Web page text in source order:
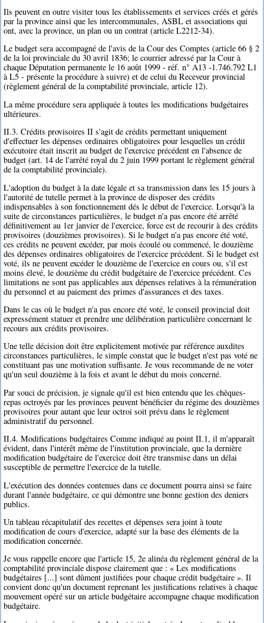
Ils peuvent en outre visiter tous les établissements et services créés et gérés
par la province ainsi que les intercommunales, ASBL et associations qui
ont, avec la province, un plan ou un contrat (article L2212-34).
Le budget sera accompagné de l'avis de la Cour des Comptes (article 66 § 2
de la loi provinciale du 30 avril 1836; le courrier adressé par la Cour à
chaque Députation permanente le 16 août 1999 - réf. n° A13 -1.746.792 L1
à L5 - présente la procédure à suivre) et de celui du Receveur provincial
(règlement général de la comptabilité provinciale, article 12).
La même procédure sera appliquée à toutes les modifications budgétaires
ultérieures.
II.3. Crédits provisoires II s'agit de crédits permettant uniquement
d'effectuer les dépenses ordinaires obligatoires pour lesquelles un crédit
exécutoire était inscrit au budget de l'exercice précédent en l'absence de
budget (art. 14 de l'arrêté royal du 2 juin 1999 portant le règlement général
de la comptabilité provinciale).
L'adoption du budget à la date légale et sa transmission dans les 15 jours à
l'autorité de tutelle permet à la province de disposer des crédits
indispensables à son fonctionnement dés le début de l'exercice. Lorsqu'à la
suite de circonstances particulières, le budget n'a pas encore été arrêté
définitivement au 1er janvier de l'exercice, force est de recourir à des crédits
provisoires (douzièmes provisoires). Si le budget n'a pas encore été voté,
ces crédits ne peuvent excéder, par mois écoulé ou commencé, le douzième
des dépenses ordinaires obligatoires de l'exercice précédent. Si le budget est
voté, ils ne peuvent excéder le douzième de l'exercice en cours ou, s'il est
moins élevé, le douzième du crédit budgétaire de l'exercice précédent. Ces
limitations ne sont pas applicables aux dépenses relatives à la rémunération
du personnel et au paiement des primes d'assurances et des taxes.
Dans le cas où le budget n'a pas encore été voté, le conseil provincial doit
expressément statuer et prendre une délibération particulière concernant le
recours aux crédits provisoires.
Une telle décision doit être explicitement motivée par référence auxdites
circonstances particulières, le simple constat que le budget n'est pas voté ne
constituant pas une motivation suffisante. Je vous recommande de ne voter
qu'un seul douzième à la fois et avant le début du mois concerné.
Par souci de précision, je signale qu'il est bien entendu que les chèques-
repas octroyés par les provinces peuvent bénéficier du régime des douzièmes
provisoires pour autant que leur octroi soit prévu dans le règlement
administratif du personnel.
II.4. Modifications budgétaires Comme indiqué au point II.1, il m'apparaît
évident, dans l'intérêt même de l'institution provinciale, que la dernière
modification budgétaire de l'exercice doit être transmise dans un délai
susceptible de permettre l'exercice de la tutelle.
L'exécution des données contenues dans ce document pourra ainsi se faire
durant l'année budgétaire, ce qui démontre une bonne gestion des deniers
publics.
Un tableau récapitulatif des recettes et dépenses sera joint à toute
modification de cours d'exercice, adapté sur la base des éléments de la
modification concernée.
Je vous rappelle encore que l'article 15, 2e alinéa du règlement général de la
comptabilité provinciale dispose clairement que : « Les modifications
budgétaires [...] sont dûment justifiées pour chaque crédit budgétaire ». Il
convient donc qu'un document reprenant les justifications relatives à chaque
mouvement opéré sur un article budgétaire accompagne chaque modification
budgétaire.